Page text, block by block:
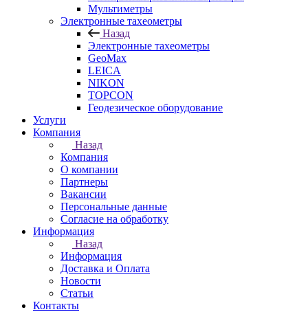
Мультиметры
Электронные тахеометры
Назад
Электронные тахеометры
GeoMax
LEICA
NIKON
TOPCON
Геодезическое оборудование
Услуги
Компания
Назад
Компания
О компании
Партнеры
Вакансии
Персональные данные
Согласие на обработку
Информация
Назад
Информация
Доставка и Оплата
Новости
Статьи
Контакты